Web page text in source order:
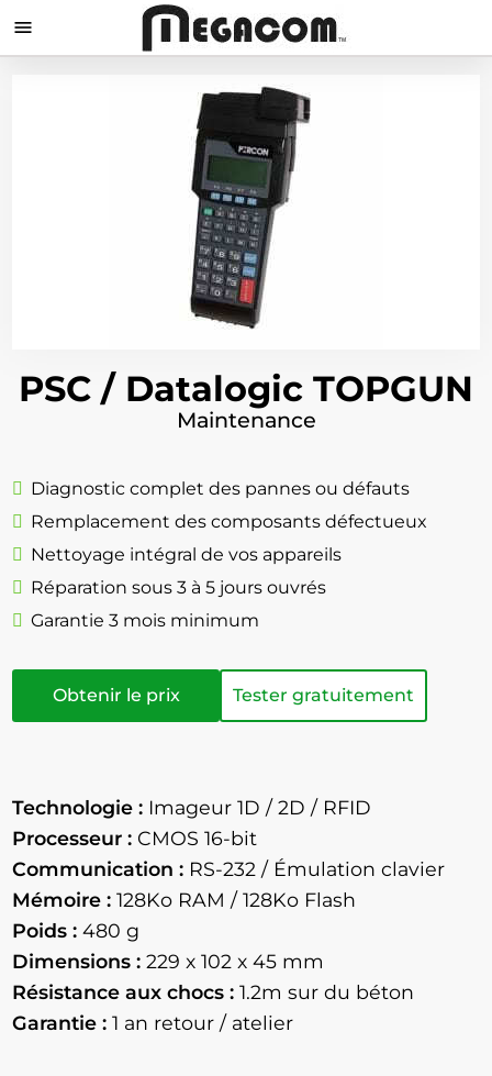

PSC / Datalogic TOPGUN
Maintenance
Diagnostic complet des pannes ou défauts
Remplacement des composants défectueux
Nettoyage intégral de vos appareils
Réparation sous 3 à 5 jours ouvrés
Garantie 3 mois minimum
Obtenir le prix Tester gratuitement
Technologie : Imageur 1D / 2D / RFID
Processeur : CMOS 16-bit
Communication : RS-232 / Émulation clavier
Mémoire : 128Ko RAM / 128Ko Flash
Poids : 480 g
Dimensions : 229 x 102 x 45 mm
Résistance aux chocs : 1.2m sur du béton
Garantie : 1 an retour / atelier